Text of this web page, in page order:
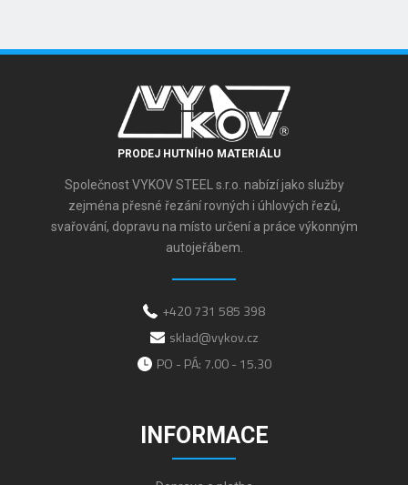
PRODEJ HUTNÍHO MATERIÁLU
Společnost VYKOV STEEL s.r.o. nabízí jako služby
zejména přesné řezání rovných i úhlových řezů,
svařování, dopravu na místo určení a práce výkonným
autojeřábem.
+420 731 585 398
sklad@vykov.cz
PO - PÁ: 7.00 - 15.30
INFORMACE